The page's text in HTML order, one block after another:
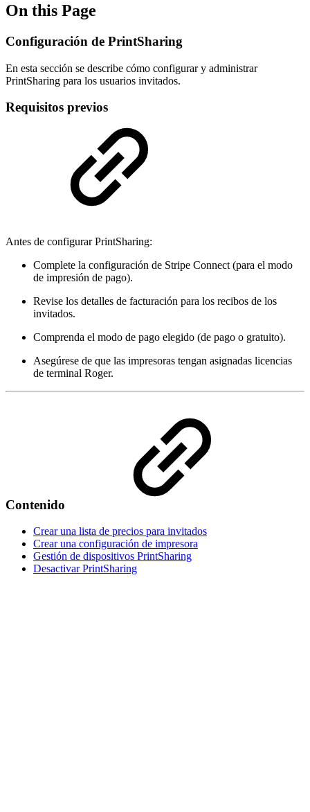
On this Page
Configuración de PrintSharing
En esta sección se describe cómo configurar y administrar
PrintSharing para los usuarios invitados.
Requisitos previos
Antes de configurar PrintSharing:
Complete la configuración de Stripe Connect (para el modo
de impresión de pago).
Revise los detalles de facturación para los recibos de los
invitados.
Comprenda el modo de pago elegido (de pago o gratuito).
Asegúrese de que las impresoras tengan asignadas licencias
de terminal Roger.
Contenido
Crear una lista de precios para invitados
Crear una configuración de impresora
Gestión de dispositivos PrintSharing
Desactivar PrintSharing